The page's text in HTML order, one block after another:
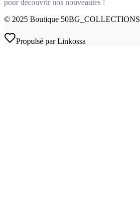
pour découvrir nos nouveautés !
© 2025 Boutique 50BG_COLLECTIONS
Propulsé par Linkossa